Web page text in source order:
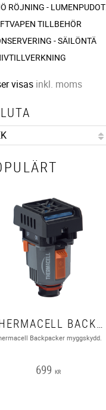
RÖJNING - LUMENPUDOTUS
TILLBEHÖR
- SÄILÖNTÄ
visas inkl. moms
THERMACELL BACKPACKER
Backpacker myggskydd.
699 KR